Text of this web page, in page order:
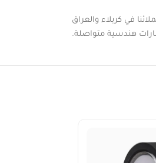
في كربلاء والعراق
هندسية متواصلة.